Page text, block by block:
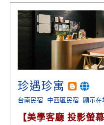
珍遇珍寓
台南民宿 中西區民宿 顯示在
【美學客廳 投影螢